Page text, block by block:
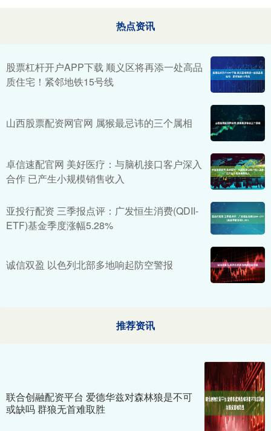
热点资讯
股票杠杆开户APP下载 顺义区将再添一处高品
质住宅！紧邻地铁15号线
山西股票配资网官网 属猴最忌讳的三个属相
卓信速配官网 美好医疗：与脑机接口客户深入
合作 已产生小规模销售收入
亚投行配资 三季报点评：广发恒生消费(QDII-
ETF)基金季度涨幅5.28%
诚信双盈 以色列北部多地响起防空警报
推荐资讯
联合创融配资平台 爱德华兹对森林狼是不可
或缺吗 群狼无首难取胜